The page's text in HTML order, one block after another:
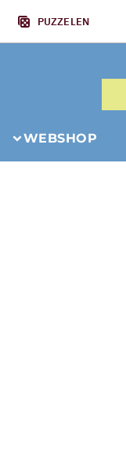
PUZZELEN
WEBSHOP